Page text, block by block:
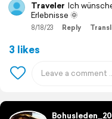
Traveler Ich
Erlebnisse 🌞
8/18/23 Reply
3 likes